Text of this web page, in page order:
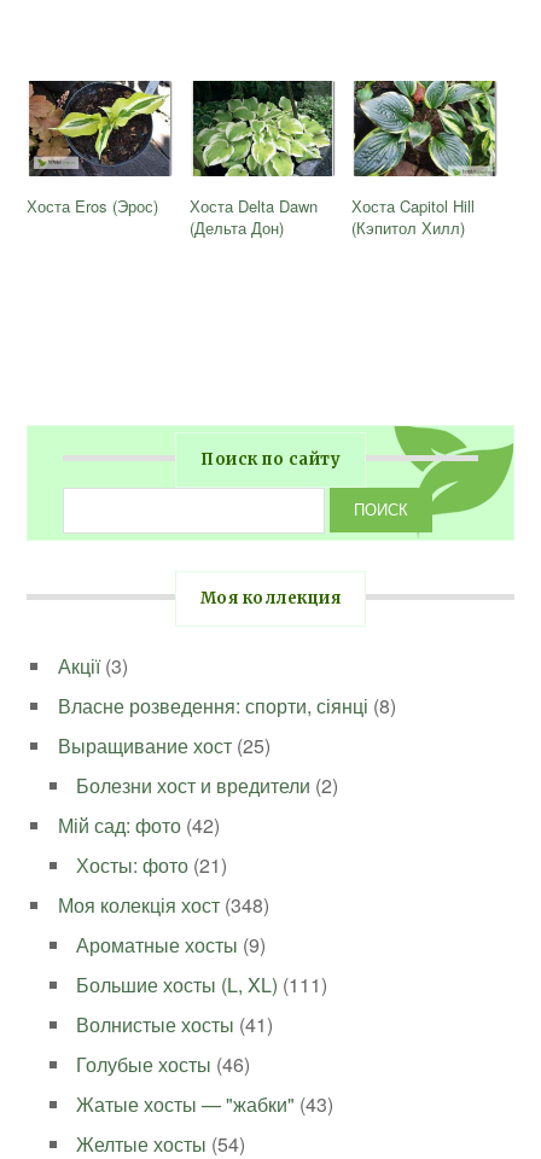
Хоста Eros (Эрос)
Хоста Delta Dawn
(Дельта Дон)
Хоста Capitol Hill
(Кэпитол Хилл)
Поиск по сайту
Моя коллекция
Акції(3)
Власне розведення: спорти, сіянці (8)
Выращивание хост (25)
Болезни хост и вредители (2)
Мій сад: фото (42)
Хосты: фото (21)
Моя колекція хост (348)
Ароматные хосты (9)
Большие хосты (L, XL) (111)
Волнистые хосты (41)
Голубые хосты (46)
Жатые хосты — "жабки" (43)
Желтые хосты (54)